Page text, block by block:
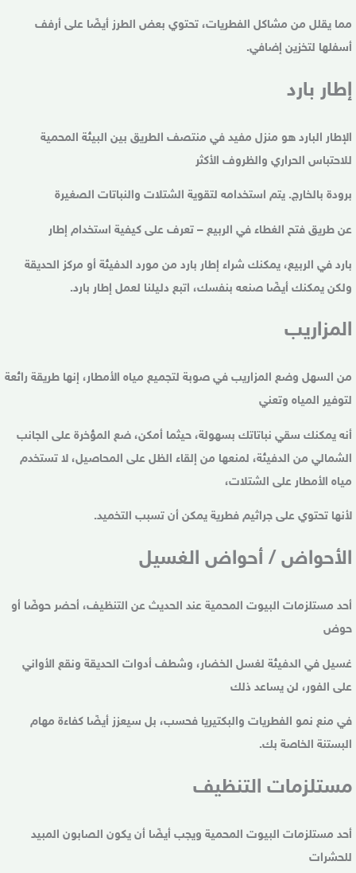
مما يقلل من مشاكل الفطريات، تحتوي بعض الطرز أيضًا على أرفف
أسفلها لتخزين إضافي.
إطار بارد
الإطار البارد هو منزل مفيد في منتصف الطريق بين البيئة المحمية
للاحتباس الحراري والظروف الأكثر
برودة بالخارج. يتم استخدامه لتقوية الشتلات والنباتات الصغيرة
عن طريق فتح الغطاء في الربيع – تعرف على كيفية استخدام إطار
بارد في الربيع، يمكنك شراء إطار بارد من مورد الدفيئة أو مركز الحديقة
ولكن يمكنك أيضًا صنعه بنفسك، اتبع دليلنا لعمل إطار بارد.
المزاريب
من السهل وضع المزاريب في صوبة لتجميع مياه الأمطار، إنها طريقة رائعة
لتوفير المياه وتعني
أنه يمكنك سقي نباتاتك بسهولة، حيثما أمكن، ضع المؤخرة على الجانب
الشمالي من الدفيئة، لمنعها من إلقاء الظل على المحاصيل، لا تستخدم
مياه الأمطار على الشتلات،
لأنها تحتوي على جراثيم فطرية يمكن أن تسبب التخميد.
الأحواض / أحواض الغسيل
أحد مستلزمات البيوت المحمية عند الحديث عن التنظيف، أحضر حوضًا أو
حوض
غسيل في الدفيئة لغسل الخضار، وشطف أدوات الحديقة ونقع الأواني
على الفور، لن يساعد ذلك
في منع نمو الفطريات والبكتيريا فحسب، بل سيعزز أيضًا كفاءة مهام
البستنة الخاصة بك.
مستلزمات التنظيف
أحد مستلزمات البيوت المحمية ويجب أيضًا أن يكون الصابون المبيد
للحشرات